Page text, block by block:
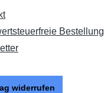
Bestellung
widerrufen